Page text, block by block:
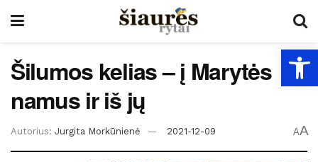
Šilumos kelias – į Marytės
namus ir iš jų
Autorius: Jurgita Morkūnienė 2021-12-09 AA